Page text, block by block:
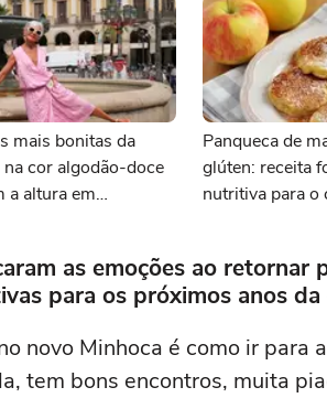
mais bonitas da
na cor algodão-doce
a altura em
Panqueca de
glúten: receita
nutritiva para o
as emoções ao retornar
para os próximos anos da
novo Minhoca é como ir para
tem bons encontros, muita